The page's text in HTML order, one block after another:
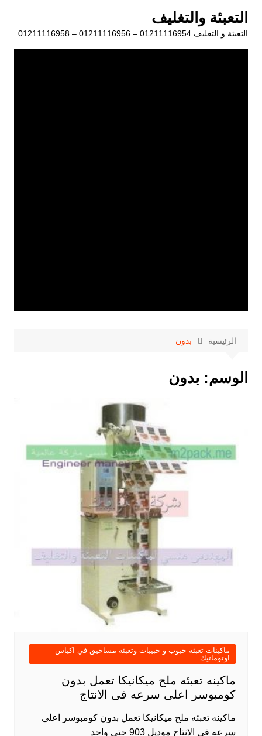
المحتوى
التعبئة والتغليف
التعبئة و التغليف 01211116954 – 01211116956 – 01211116958
الرئيسية بدون
الوسم: بدون
ماكينات تعبئة حبوب و حبيبات وتعبئة مساحيق في اكياس
اوتوماتيك
ماكينه تعبئه ملح ميكانيكا تعمل بدون
كومبوسر اعلى سرعه فى الانتاج
ماكينه تعبئه ملح ميكانيكا تعمل بدون كومبوسر اعلى
سرعه فى الانتاج موديل 903 حتي واحد